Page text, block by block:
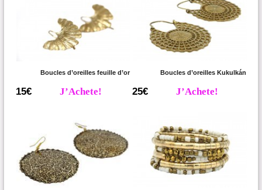
Boucles d’oreilles feuille d’or
15€ J’Achete!
Boucles d’oreilles Kukulkán
25€ J’Achete!